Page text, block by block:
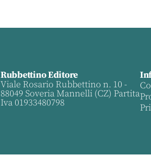
Rubbettino Editore
Viale Rosario Rubbettino n. 10 -
88049 Soveria Mannelli (CZ) Partita
Iva 01933480798